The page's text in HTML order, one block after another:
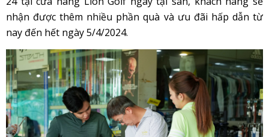
nhận được thêm nhiều phần quà và ưu đãi hấp dẫn từ
nay đến hết ngày 5/4/2024.